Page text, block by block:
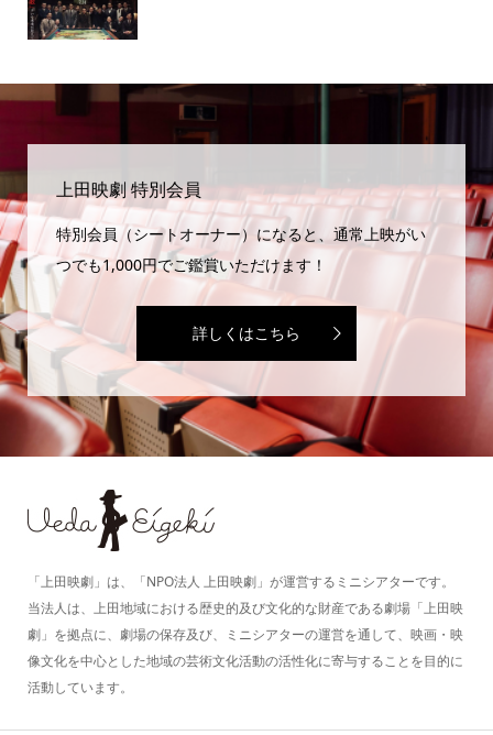
上田映劇 特別会員
特別会員（シートオーナー）になると、通常上映がい
つでも1,000円でご鑑賞いただけます！
詳しくはこちら
「上田映劇」は、「NPO法人 上田映劇」が運営するミニシアターです。
当法人は、上田地域における歴史的及び文化的な財産である劇場「上田映
劇」を拠点に、劇場の保存及び、ミニシアターの運営を通して、映画・映
像文化を中心とした地域の芸術文化活動の活性化に寄与することを目的に
活動しています。